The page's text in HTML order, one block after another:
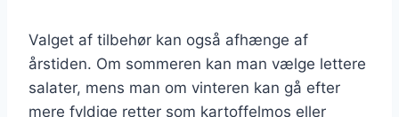
Valget af tilbehør kan også afhænge af
årstiden. Om sommeren kan man vælge lettere
salater, mens man om vinteren kan gå efter
mere fyldige retter som kartoffelmos eller